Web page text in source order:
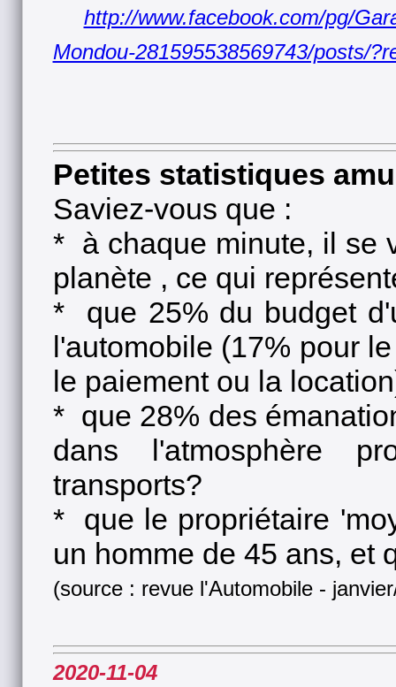
http://www.facebook.com/pg/
Mondou-281595538569743/posts/
Petites statistiques
Saviez-vous que :
* à chaque minute, il se
planète , ce qui
* que 25% du budget
l'automobile (17% pour
le paiement ou la
* que 28% des
dans l'atmosphère
transports?
* que le propriétaire
un homme de 45 ans, et
(source : revue l'Automobile -
2020-11-04